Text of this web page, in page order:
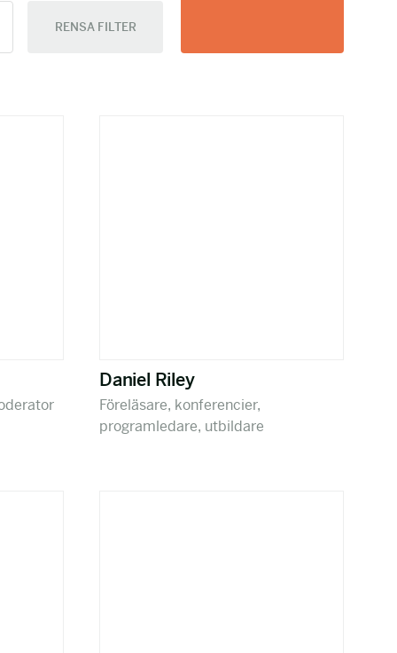
RENSA FILTER
Daniel Riley
Föreläsare, konferencier,
programledare, utbildare